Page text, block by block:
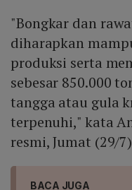
"Bongkar dan
diharapkan
produksi serta
sebesar 850.000
tangga atau gula
terpenuhi," kata
resmi, Jumat (29/
BACA JUGA